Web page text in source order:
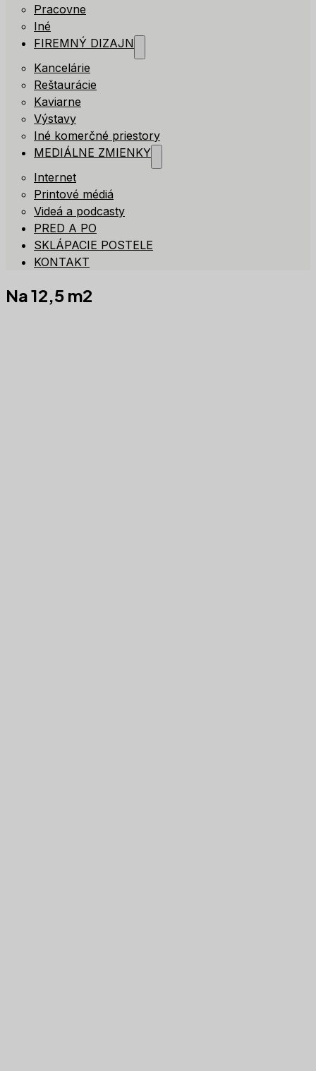
Pracovne
Iné
FIREMNÝ DIZAJN
Kancelárie
Reštaurácie
Kaviarne
Výstavy
Iné komerčné priestory
MEDIÁLNE ZMIENKY
Internet
Printové médiá
Videá a podcasty
PRED A PO
SKLÁPACIE POSTELE
KONTAKT
Na 12,5 m2